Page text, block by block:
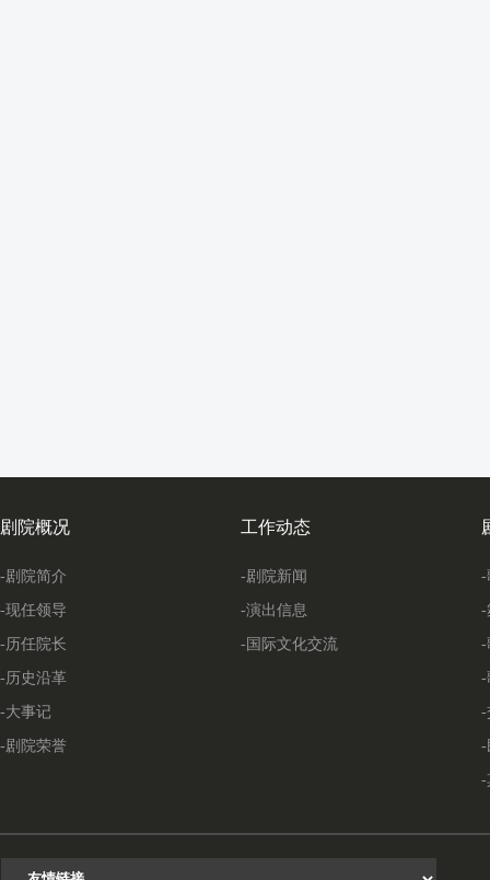
剧院概况
-剧院简介
-现任领导
-历任院长
-历史沿革
-大事记
-剧院荣誉
工作动态
-剧院新闻
-演出信息
-国际文化交流
-
-
-
-
-
-
-